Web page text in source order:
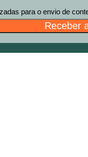
para o envio de
Receber